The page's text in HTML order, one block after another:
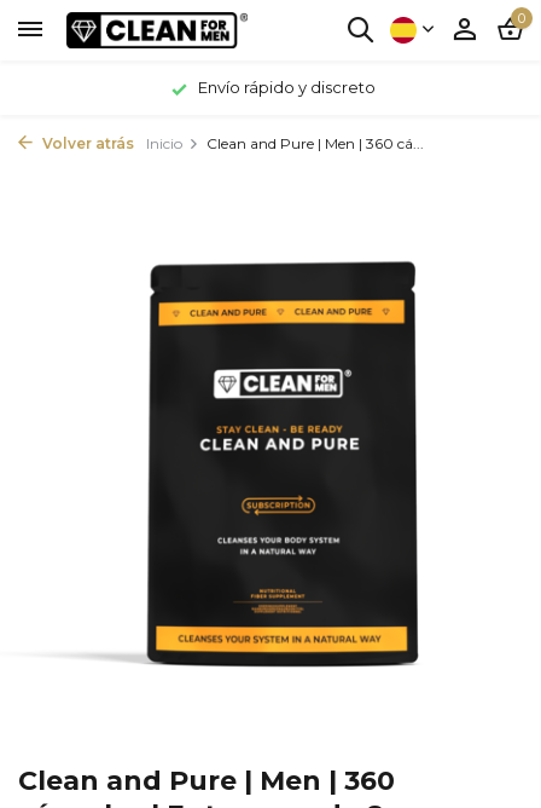
0
Envío rápido y discreto
Volver atrás Inicio Clean and Pure | Men | 360 cá...
Clean and Pure | Men | 360